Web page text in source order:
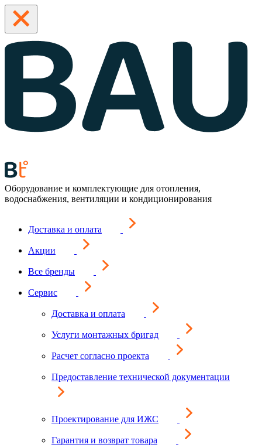
Оборудование и комплектующие для отопления,
водоснабжения, вентиляции и кондиционирования
Доставка и оплата
Акции
Все бренды
Сервис
Доставка и оплата
Услуги монтажных бригад
Расчет согласно проекта
Предоставление технической документации
Проектирование для ИЖС
Гарантия и возврат товара